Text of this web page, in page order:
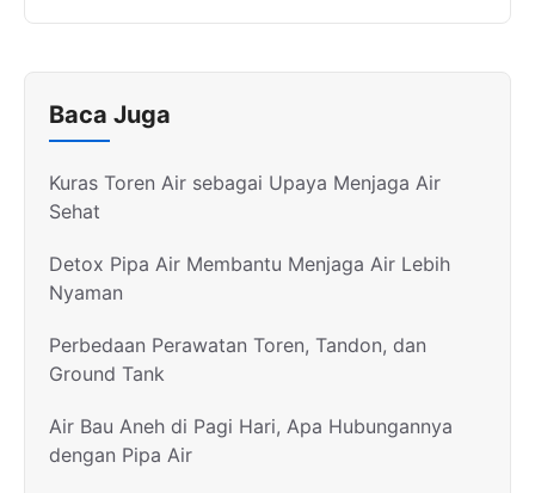
Baca Juga
Kuras Toren Air sebagai Upaya Menjaga Air
Sehat
Detox Pipa Air Membantu Menjaga Air Lebih
Nyaman
Perbedaan Perawatan Toren, Tandon, dan
Ground Tank
Air Bau Aneh di Pagi Hari, Apa Hubungannya
dengan Pipa Air